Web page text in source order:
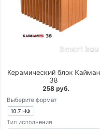
Керамический блок Кайман
38
258 руб.
Выберите формат
10.7 НФ
Тип исполнения